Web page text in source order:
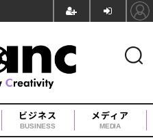
ビジネス
BUSINESS
メディア
MEDIA